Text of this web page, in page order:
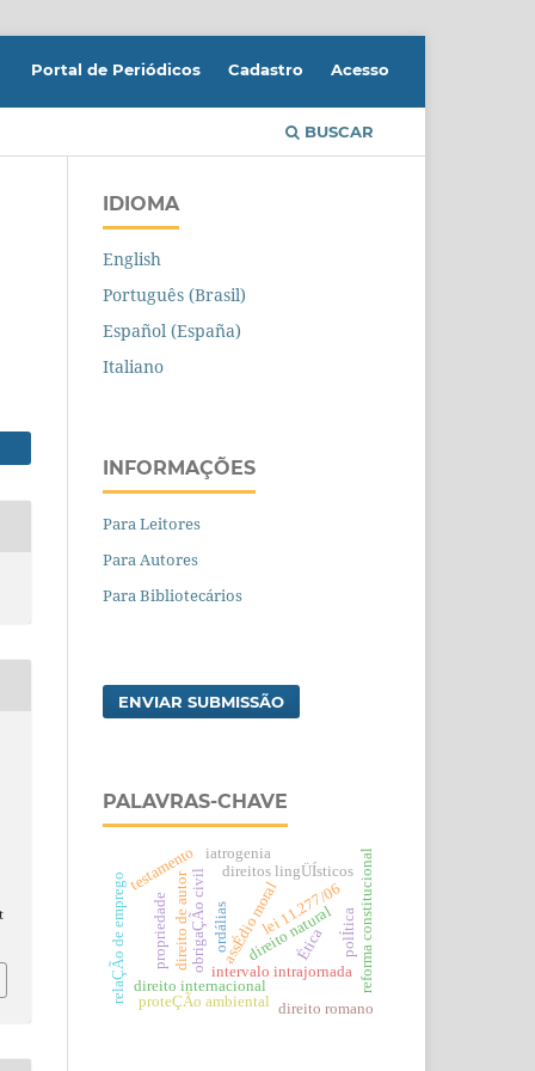
BUSCAR
Portal de Periódicos Cadastro Acesso
IDIOMA
English
Português (Brasil)
Español (España)
Italiano
INFORMAÇÕES
Para Leitores
Para Autores
Para Bibliotecários
ENVIAR SUBMISSÃO
PALAVRAS-CHAVE
assÉdio moral
intervalo intrajornada
direito internacional
reforma constitucional
relaÇÃo de emprego obrigaÇÃo civil
proteÇÃo ambiental
direito natural
testamento direitos lingÜÍsticos
direito de autor polÍtica
direito romano
propriedade lei 11.277/06
iatrogenia
Ética
ordálias